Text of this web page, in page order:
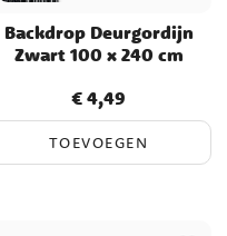
Backdrop Deurgordijn
Zwart 100 x 240 cm
Prijs :€ 4,49
€ 4,49
TOEVOEGEN